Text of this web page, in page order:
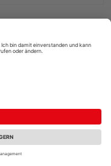
von Fichtenholz.
häufigsten
Holz der Fichte weist